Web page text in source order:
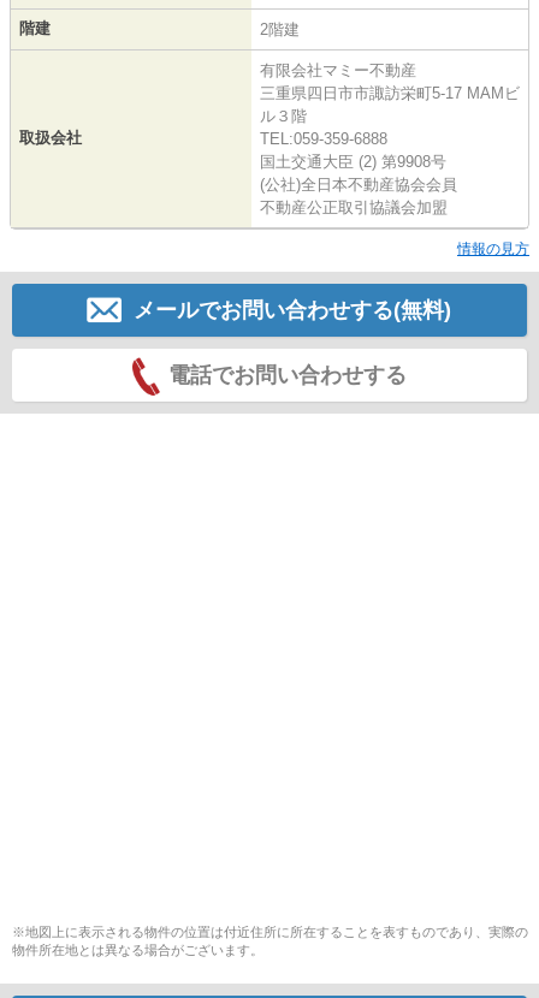
階建 2階建
取扱会社
有限会社マミー不動産
三重県四日市市諏訪栄町5-17 MAMビ
ル３階
TEL:059-359-6888
国土交通大臣 (2) 第9908号
(公社)全日本不動産協会会員
不動産公正取引協議会加盟
情報の見方
メールでお問い合わせする(無料)
電話でお問い合わせする
※地図上に表示される物件の位置は付近住所に所在することを表すものであり、実際の
物件所在地とは異なる場合がございます。